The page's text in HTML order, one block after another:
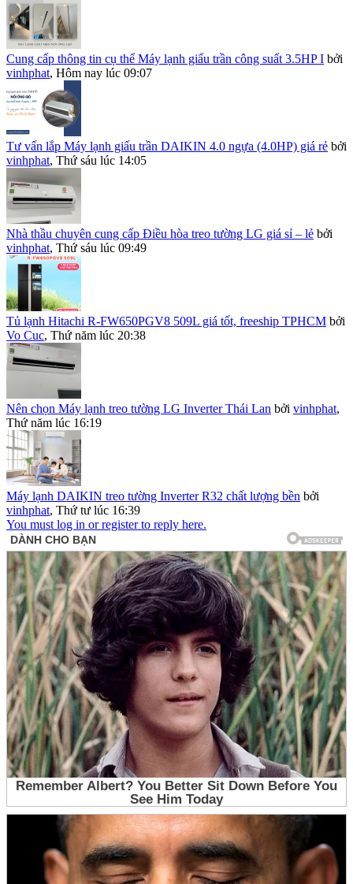
Cung cấp thông tin cụ thể Máy lạnh giấu trần công suất 3.5HP I bởi
vinhphat, Hôm nay lúc 09:07
Tư vấn lắp Máy lạnh giấu trần DAIKIN 4.0 ngựa (4.0HP) giá rẻ bởi
vinhphat, Thứ sáu lúc 14:05
Nhà thầu chuyên cung cấp Điều hòa treo tường LG giá sỉ – lẻ bởi
vinhphat, Thứ sáu lúc 09:49
Tủ lạnh Hitachi R-FW650PGV8 509L giá tốt, freeship TPHCM bởi
Vo Cuc, Thứ năm lúc 20:38
Nên chọn Máy lạnh treo tường LG Inverter Thái Lan bởi vinhphat,
Thứ năm lúc 16:19
Máy lạnh DAIKIN treo tường Inverter R32 chất lượng bền bởi
vinhphat, Thứ tư lúc 16:39
You must log in or register to reply here.